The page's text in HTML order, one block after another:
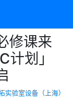
修课来
划」
实验室设备（上海）